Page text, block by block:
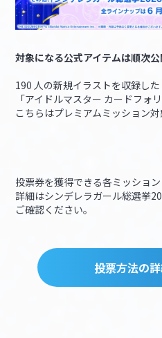
対象になる公式アイテムは順次公
190 人の新規イラストを収録した
「アイドルマスター カードフォ
こちらはプレミアムミッション対
投票券を獲得できる各ミッション
詳細はシンデレラガール総選挙
ご確認ください。
投票方法の